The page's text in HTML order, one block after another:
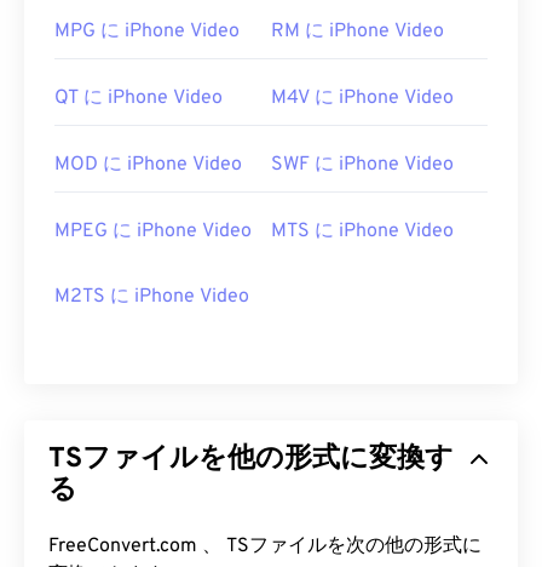
MPG に iPhone Video RM に iPhone Video
QT に iPhone Video M4V に iPhone Video
MOD に iPhone Video SWF に iPhone Video
MPEG に iPhone Video MTS に iPhone Video
M2TS に iPhone Video
TSファイルを他の形式に変換す
る
FreeConvert.com 、 TSファイルを次の他の形式に